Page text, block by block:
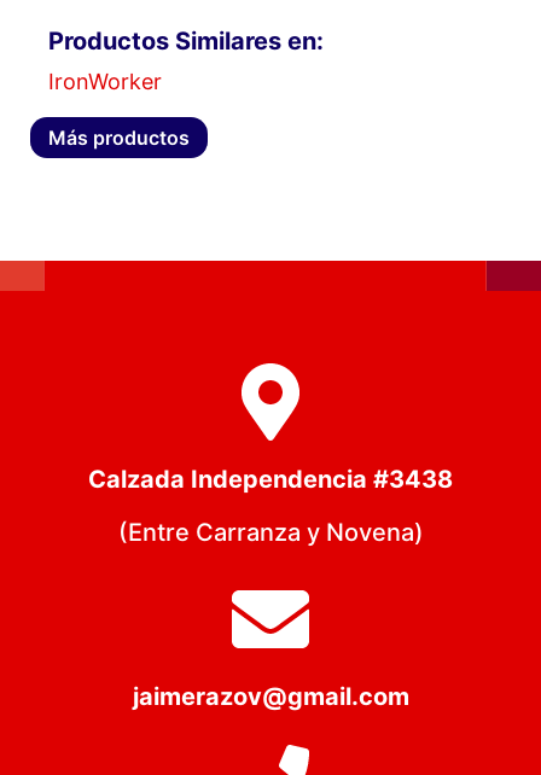
Productos Similares en:
IronWorker
Más productos
Calzada Independencia #3438
(Entre Carranza y Novena)
jaimerazov@gmail.com